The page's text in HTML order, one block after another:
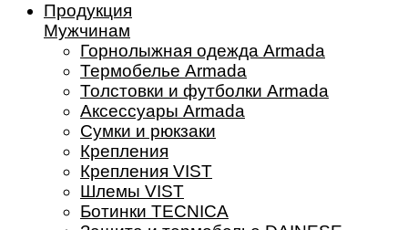
Продукция
Мужчинам
Горнолыжная одежда Armada
Термобелье Armada
Толстовки и футболки Armada
Аксессуары Armada
Сумки и рюкзаки
Крепления
Крепления VIST
Шлемы VIST
Ботинки TECNICA